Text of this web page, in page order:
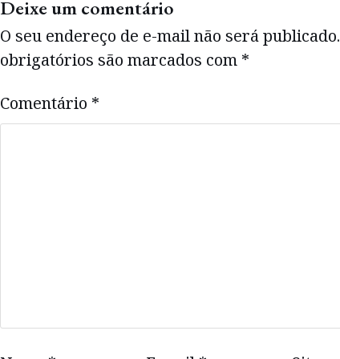
Deixe um comentário
O seu endereço de e-mail não será publicado.
obrigatórios são marcados com *
Comentário *